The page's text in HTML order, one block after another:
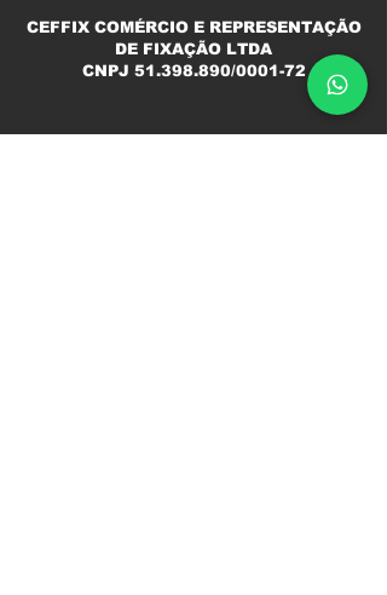
CEFFIX COMÉRCIO E REPRESENTAÇÃO
DE FIXAÇÃO LTDA
CNPJ 51.398.890/0001-72